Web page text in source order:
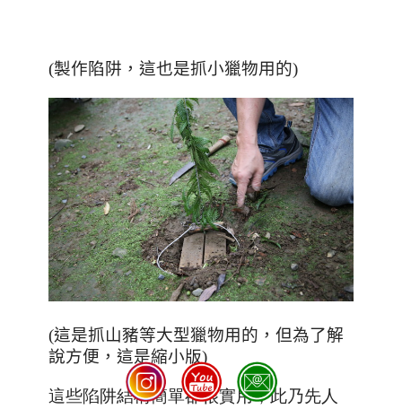
(製作陷阱，這也是抓小獵物用的)
(這是抓山豬等大型獵物用的，但為了解
說方便，這是縮小版)
這些陷阱結構簡單卻很實用，此乃先人